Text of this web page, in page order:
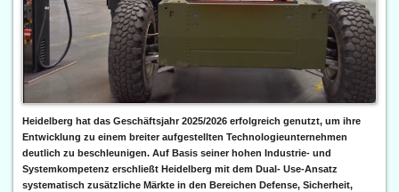
Heidelberg hat das Geschäftsjahr 2025/2026 erfolgreich genutzt, um ihre
Entwicklung zu einem breiter aufgestellten Technologieunternehmen
deutlich zu beschleunigen. Auf Basis seiner hohen Industrie- und
Systemkompetenz erschließt Heidelberg mit dem Dual- Use-Ansatz
systematisch zusätzliche Märkte in den Bereichen Defense, Sicherheit,